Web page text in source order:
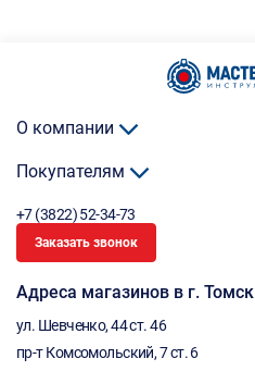
О компании
Покупателям
+7 (3822) 52-34-73
Заказать звонок
Адреса магазинов в г. Томск
ул. Шевченко, 44 ст. 46
пр-т Комсомольский, 7 ст. 6